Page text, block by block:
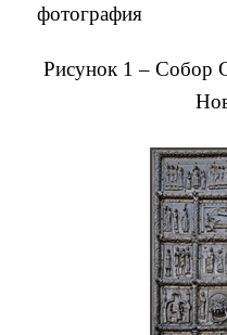
фотография
Рисунок 1 – Собор